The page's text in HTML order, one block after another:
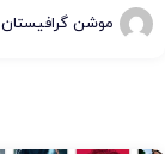
موشن گرافیستان